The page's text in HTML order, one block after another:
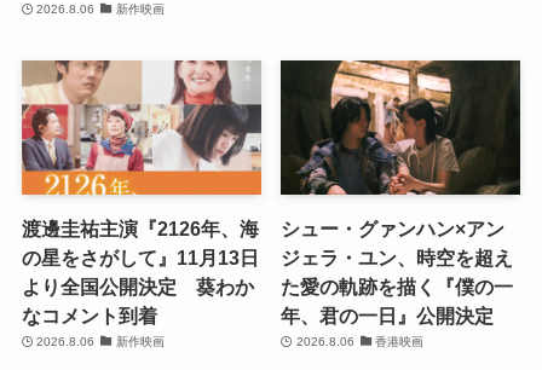
2026.8.06 新作映画
渡邊圭祐主演『2126年、海
の星をさがして』11月13日
より全国公開決定 葵わか
なコメント到着
2026.8.06 新作映画
シュー・グァンハン×アン
ジェラ・ユン、時空を超え
た愛の軌跡を描く『僕の一
年、君の一日』公開決定
2026.8.06 香港映画